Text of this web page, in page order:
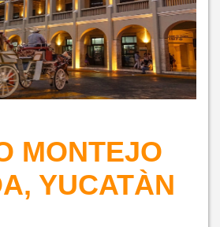
MONTEJO
YUCATÀN